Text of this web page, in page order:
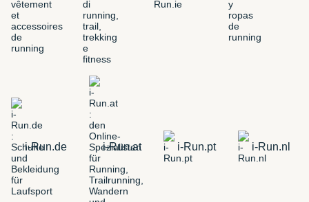
i-Run.de i-Run.at i-Run.pt i-Run.nl